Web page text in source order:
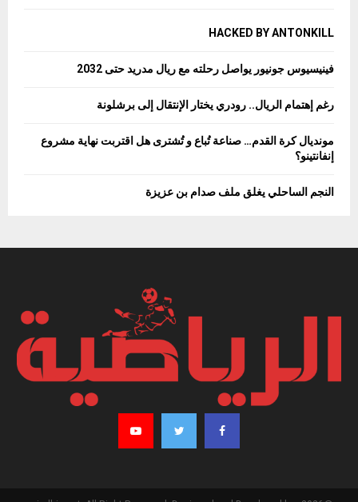
HACKED BY ANTONKILL
فينيسيوس جونيور يواصل رحلته مع ريال مدريد حتى 2032
رغم إهتمام الريال.. رودري يختار الإنتقال إلى برشلونة
مونديال كرة القدم… صناعة تُباع و تُشترى هل اقتربت نهاية مشروع
إنفانتينو؟
النجم الساحلي يغلق ملف صدام بن عزيزة